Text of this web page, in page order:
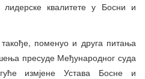
квалитете у Босни и
поменуо и друга питања
пресуде Међународног суда
измјене Устава Босне и